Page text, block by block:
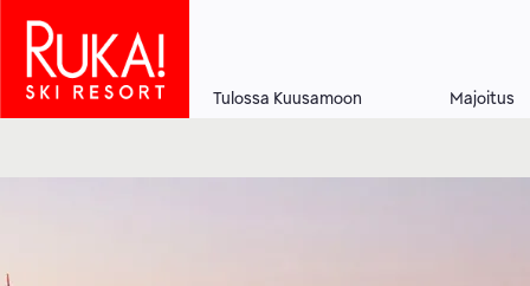
Hyppää
pääsisältöön
navigation
Tulossa Kuusamoon Majoitus